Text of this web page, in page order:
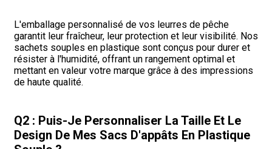
L'emballage personnalisé de vos leurres de pêche
garantit leur fraîcheur, leur protection et leur visibilité. Nos
sachets souples en plastique sont conçus pour durer et
résister à l'humidité, offrant un rangement optimal et
mettant en valeur votre marque grâce à des impressions
de haute qualité.
Q2 : Puis-Je Personnaliser La Taille Et Le
Design De Mes Sacs D'appâts En Plastique